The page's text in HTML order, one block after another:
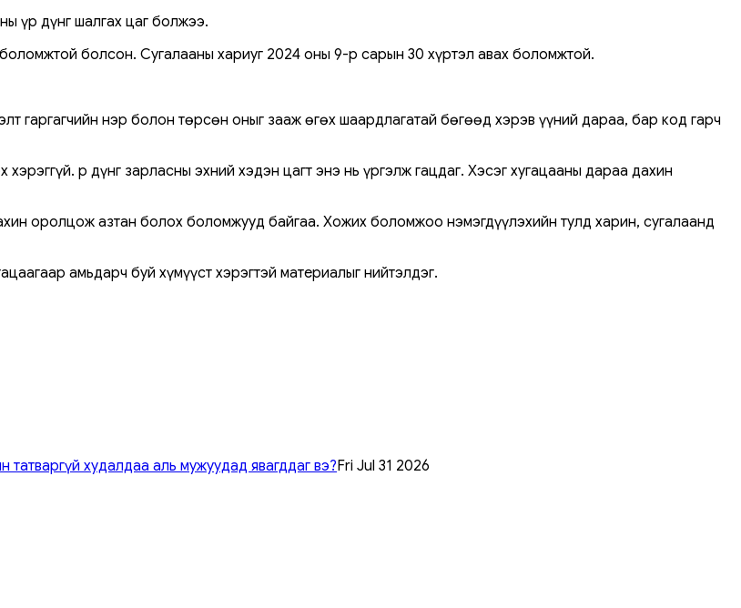
үр дүнг шалгах цаг болжээ.
болсон. Сугалааны хариуг 2024 оны 9-р сарын 30 хүртэл авах боломжтой.
гаргагчийн нэр болон төрсөн оныг зааж өгөх шаардлагатай бөгөөд хэрэв үүний дараа, бар код гарч
Үр дүнг зарласны эхний хэдэн цагт энэ нь үргэлж гацдаг. Хэсэг хугацааны дараа дахин
оролцож азтан болох боломжууд байгаа. Хожих боломжоо нэмэгдүүлэхийн тулд харин, сугалаанд
амьдарч буй хүмүүст хэрэгтэй материалыг нийтэлдэг.
худалдаа аль мужуудад явагддаг вэ?Fri Jul 31 2026